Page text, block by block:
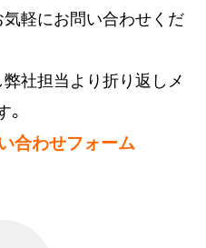
軽にお問い合わせくだ
社担当より折り返しメ
合わせフォーム